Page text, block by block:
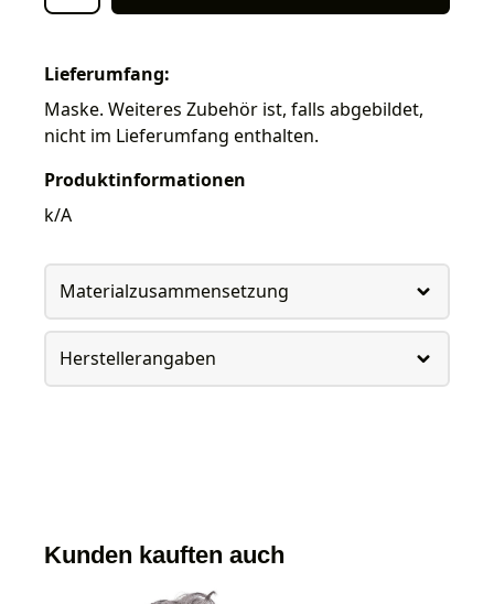
Lieferumfang:
Maske. Weiteres Zubehör ist, falls abgebildet,
nicht im Lieferumfang enthalten.
Produktinformationen
k/A
Materialzusammensetzung
Herstellerangaben
Kunden kauften auch